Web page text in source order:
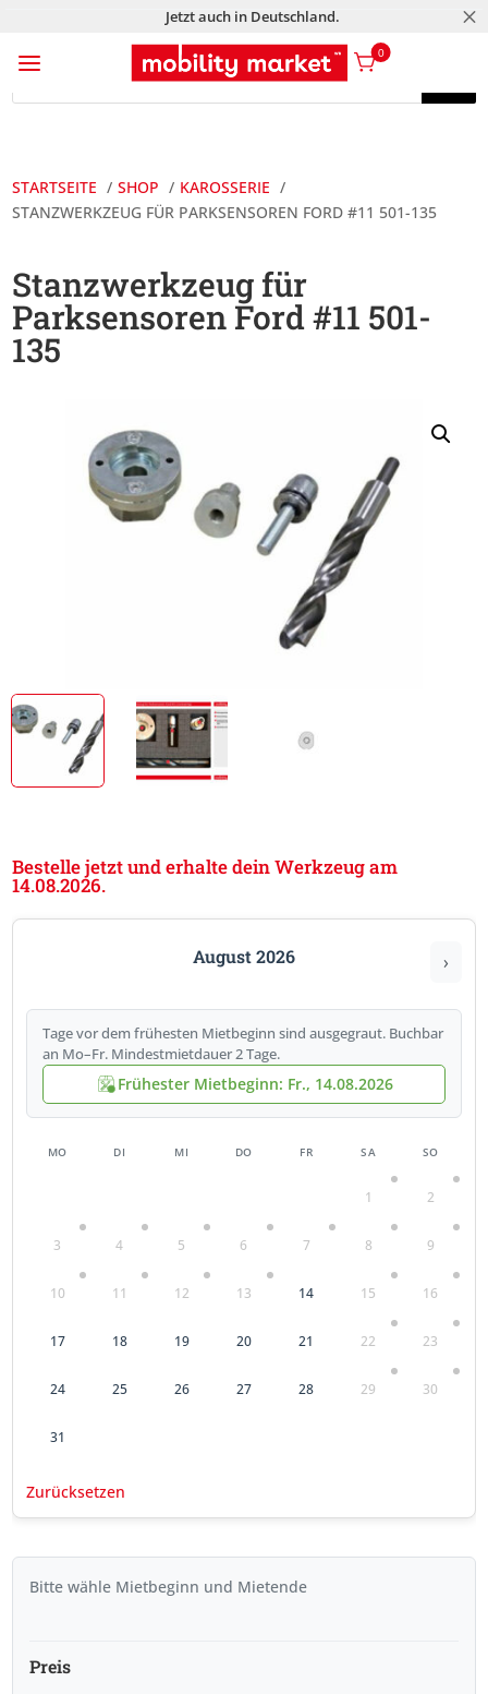
Jetzt auch in Deutschland. M
a 0
Products
Products
STARTSEITE SHOP
KAROSSERIE
STANZWERKZEUG FÜR PARKSENSOREN FORD #11 501-135
Stanzwerkzeug für
Parksensoren Ford #11 501-
135
Bestelle jetzt und erhalte dein Werkzeug am
14.08.2026.
August 2026 ›
Tage vor dem frühesten Mietbeginn sind ausgegraut. Buchbar
an Mo–Fr. Mindestmietdauer 2 Tage.
Frühester Mietbeginn: Fr., 14.08.2026
MO DI MI DO FR SA SO
1 2
3 4 5 6 7 8 9
10 11 12 13 14 15 16
17 18 19 20 21 22 23
24 25 26 27 28 29 30
31
Zurücksetzen
Bitte wähle Mietbeginn und Mietende
Preis